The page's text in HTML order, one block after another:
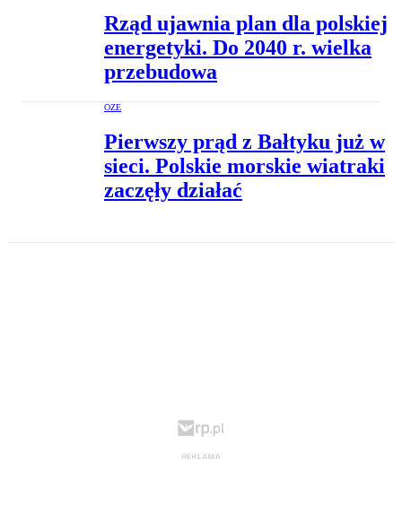
Rząd ujawnia plan dla polskiej
energetyki. Do 2040 r. wielka
przebudowa
OZE
Pierwszy prąd z Bałtyku już w
sieci. Polskie morskie wiatraki
zaczęły działać